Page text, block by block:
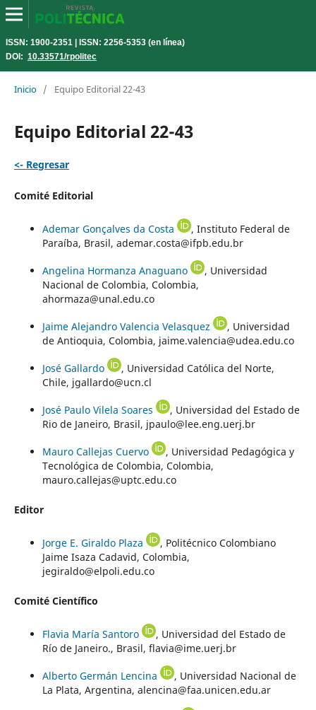
ISSN: 1900-2351 | ISSN: 2256-5353 (en línea)
DOI: 10.33571/rpolitec
Inicio / Equipo Editorial 22-43
Equipo Editorial 22-43
<- Regresar
Comité Editorial
Ademar Gonçalves da Costa
, Instituto Federal de
Paraíba, Brasil, ademar.costa@ifpb.edu.br
Angelina Hormanza Anaguano
, Universidad
Nacional de Colombia, Colombia,
ahormaza@unal.edu.co
Jaime Alejandro Valencia Velasquez
, Universidad
de Antioquia, Colombia, jaime.valencia@udea.edu.co
José Gallardo
, Universidad Católica del Norte,
Chile, jgallardo@ucn.cl
José Paulo Vilela Soares
, Universidad del Estado de
Rio de Janeiro, Brasil, jpaulo@lee.eng.uerj.br
Mauro Callejas Cuervo
, Universidad Pedagógica y
Tecnológica de Colombia, Colombia,
mauro.callejas@uptc.edu.co
Editor
Jorge E. Giraldo Plaza
, Politécnico Colombiano
Jaime Isaza Cadavid, Colombia,
jegiraldo@elpoli.edu.co
Comité Científico
Flavia María Santoro
, Universidad del Estado de
Río de Janeiro., Brasil, flavia@ime.uerj.br
Alberto Germán Lencina
, Universidad Nacional de
La Plata, Argentina, alencina@faa.unicen.edu.ar